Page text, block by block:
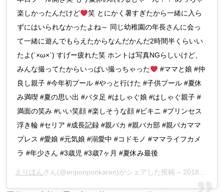
楽しかったんだけど
笑 とにかく暑すぎたから一緒に入ら
ずにはいられなかったよね～ 同じ幼稚園の年長さんに会っ
て一緒に遊んでもらえたからなんだかんだ2時間半くらいい
たよ(´×ω×`) すげー疲れた笑 ホントは写真NGらしいけど、
みんな撮ってたからいっぱい撮っちゃった
#ママと娘 #仲
良し親子 #今年初プール #やっと行けた #子供プール #夏休
み満喫 #夏の思い出 #バタ足 #はしゃぐ娘 #はしゃぐ親子 #
満面の笑み #いい笑顔 #楽しそうな顔 #ビキニ #プリンセス
浮き輪 #セリア #成長記録 #親バカ #親バカ部 #親バカママ
プレス #愛娘 #元気娘 #溺愛中 #コドモノ #ママライフカメ
ラ #年少さん #3歳児 #3歳7ヶ月 #夏休み最後
えりぽんさん(@eriponponkaren)がシェアした投稿 – 2018年 8月月26日午後11時51分PDT